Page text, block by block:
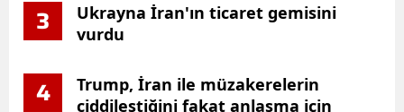
3
Ukrayna İran'ın ticaret gemisini
vurdu
4
Trump, İran ile müzakerelerin
ciddileştiğini fakat anlaşma için